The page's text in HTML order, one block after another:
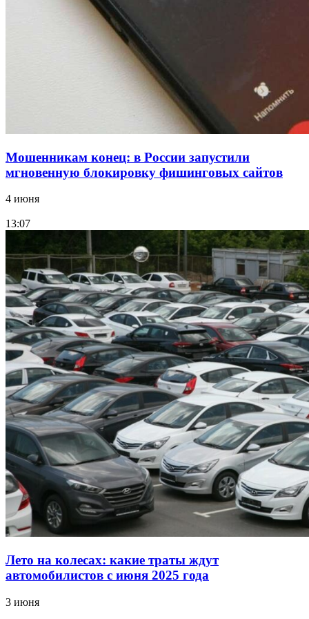
Волгоградские компании нарастили экспорт:
заключены контракты на 3,6 млн долларов
Мошенникам конец: в России запустили
мгновенную блокировку фишинговых сайтов
4 июня
13:07
Лето на колесах: какие траты ждут
автомобилистов с июня 2025 года
3 июня